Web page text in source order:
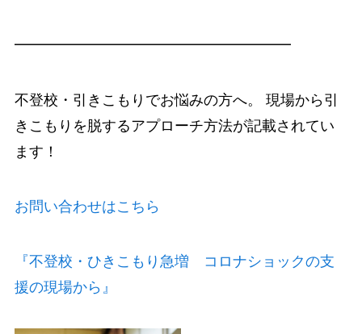
━━━━━━━━━━━━━━━━━━━
不登校・引きこもりでお悩みの方へ。 現場から引
きこもりを脱するアプローチ方法が記載されてい
ます！
お問い合わせはこちら
『不登校・ひきこもり急増 コロナショックの支
援の現場から』